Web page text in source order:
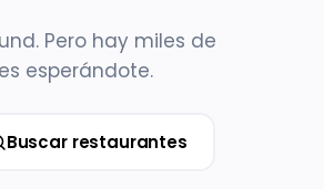
Pero hay miles de
esperándote.
Buscar restaurantes